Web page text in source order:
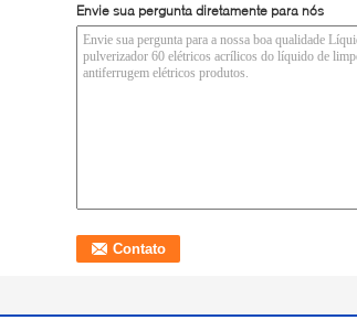
Envie sua pergunta diretamente para nós